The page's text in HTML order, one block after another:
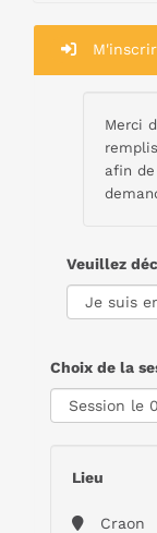
Merci
afin
Veuillez
Choix de la
Lieu
Craon